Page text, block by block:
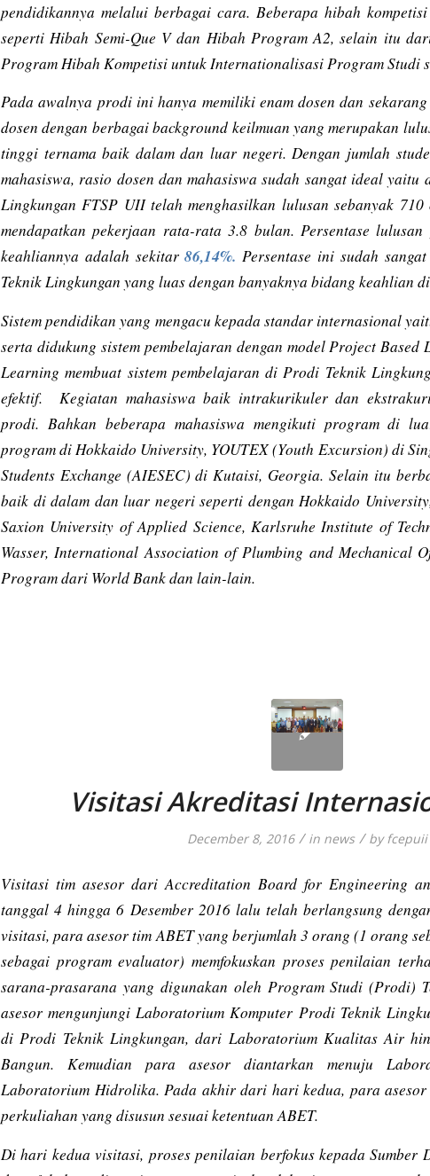
pendidikannya melalui berbagai cara. Beberapa hibah
seperti Hibah Semi-Que V dan Hibah Program A2, selain itu
Program Hibah Kompetisi untuk Internationalisasi Program Studi
Pada awalnya prodi ini hanya memiliki enam dosen dan
dosen dengan berbagaibackground keilmuan yang merupakan
tinggi ternama baik dalam dan luar negeri. Dengan jumlah
mahasiswa, rasio dosen dan mahasiswa sudah sangat ideal
Lingkungan FTSP UII telah menghasilkan lulusan sebanyak
mendapatkan pekerjaan rata-rata 3.8 bulan. Persentase
keahliannya adalah sekitar86,14%.Persentase ini sudah
Teknik Lingkungan yang luas dengan banyaknya bidang keahlian
Sistem pendidikan yang mengacu kepada standar internasional
serta didukung sistem pembelajaran dengan modelProject Based
Learning membuat sistem pembelajaran di Prodi Teknik
efektif. Kegiatan mahasiswa baik intrakurikuler dan
prodi. Bahkan beberapa mahasiswa mengikuti program di
programdi Hokkaido University, YOUTEX (Youth Excursion) di
Students Exchange (AIESEC) di Kutaisi, Georgia. Selain itu
baik di dalam dan luar negeri seperti dengan Hokkaido
Saxion University of Applied Science, Karlsruhe Institute of
Wasser,International Association of Plumbing and Mechanical
Program dari World Bank dan lain-lain.
Visitasi Akreditasi
December 8, 2016 / in news / by fcepuii
Visitasi tim asesor dariAccreditation Board for Engineering
tanggal 4 hingga 6 Desember 2016 lalu telah berlangsung
visitasi, para asesor tim ABET yang berjumlah 3 orang (1 orang
sebagai program evaluator) memfokuskan proses penilaian
sarana-prasarana yang digunakan oleh Program Studi (Prodi)
asesor mengunjungi Laboratorium Komputer Prodi Teknik
di Prodi Teknik Lingkungan, dari Laboratorium Kualitas Air
Bangun. Kemudian para asesor diantarkan menuju
Laboratorium Hidrolika. Pada akhir dari hari kedua, para asesor
perkuliahan yang disusun sesuai ketentuan ABET.
Di hari kedua visitasi, proses penilaian berfokus kepada Sumber